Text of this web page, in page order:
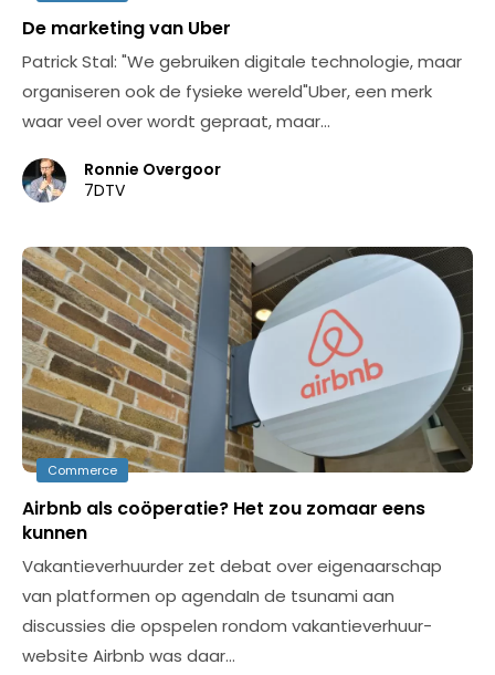
De marketing van Uber
Patrick Stal: "We gebruiken digitale technologie, maar
organiseren ook de fysieke wereld"Uber, een merk
waar veel over wordt gepraat, maar…
Ronnie Overgoor
7DTV
Commerce
Airbnb als coöperatie? Het zou zomaar eens
kunnen
Vakantieverhuurder zet debat over eigenaarschap
van platformen op agendaIn de tsunami aan
discussies die opspelen rondom vakantieverhuur-
website Airbnb was daar…